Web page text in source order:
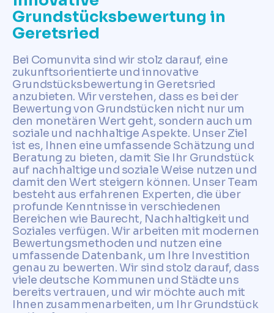
Grundstücksbewertung in
Geretsried
Bei Comunvita sind wir stolz darauf, eine
zukunftsorientierte und innovative
Grundstücksbewertung in Geretsried
anzubieten. Wir verstehen, dass es bei der
Bewertung von Grundstücken nicht nur um
den monetären Wert geht, sondern auch um
soziale und nachhaltige Aspekte. Unser Ziel
ist es, Ihnen eine umfassende Schätzung und
Beratung zu bieten, damit Sie Ihr Grundstück
auf nachhaltige und soziale Weise nutzen und
damit den Wert steigern können. Unser Team
besteht aus erfahrenen Experten, die über
profunde Kenntnisse in verschiedenen
Bereichen wie Baurecht, Nachhaltigkeit und
Soziales verfügen. Wir arbeiten mit modernen
Bewertungsmethoden und nutzen eine
umfassende Datenbank, um Ihre Investition
genau zu bewerten. Wir sind stolz darauf, dass
viele deutsche Kommunen und Städte uns
bereits vertrauen, und wir möchte auch mit
Ihnen zusammenarbeiten, um Ihr Grundstück